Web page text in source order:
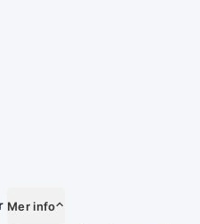
Mer info⌃